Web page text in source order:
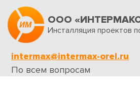
ООО
Инсталляция проектов
intermax@intermax-orel.ru
По всем вопросам